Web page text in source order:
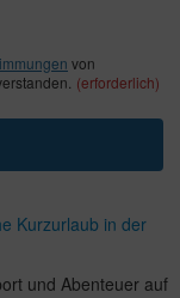
von
(erforderlich)
Kurzurlaub in der
und Abenteuer auf